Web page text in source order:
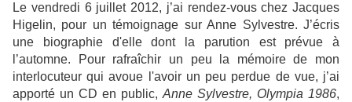
Le vendredi 6 juillet 2012, j’ai rendez-vous chez Jacques
Higelin, pour un témoignage sur Anne Sylvestre. J’écris
une biographie d'elle dont la parution est prévue à
l’automne. Pour rafraîchir un peu la mémoire de mon
interlocuteur qui avoue l'avoir un peu perdue de vue, j’ai
apporté un CD en public, Anne Sylvestre, Olympia 1986,